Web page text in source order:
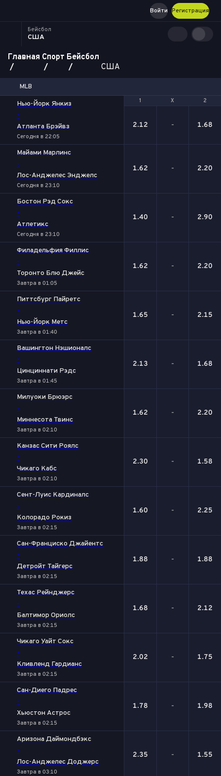
Регистрация
Войти
Бейсбол
США
Главная Спорт Бейсбол
США
MLB
1 Х 2
Нью-Йорк Янкиз
-
Атланта Брэйвз
Сегодня в 22:05
1 Х 2
2.12 - 1.68
Майами Марлинс
-
Лос-Анджелес Энджелс
Сегодня в 23:10
1.62 - 2.20
Бостон Рэд Сокс
-
Атлетикс
Сегодня в 23:10
1.40 - 2.90
Филадельфия Филлис
-
Торонто Блю Джейс
Завтра в 01:05
1.62 - 2.20
Питтсбург Пайретс
-
Нью-Йорк Метс
Завтра в 01:40
1.65 - 2.15
Вашингтон Нэшионалс
-
Цинциннати Рэдс
Завтра в 01:45
2.13 - 1.68
Милуоки Брюэрс
-
Миннесота Твинс
Завтра в 02:10
1.62 - 2.20
Канзас Сити Роялс
-
Чикаго Кабс
Завтра в 02:10
2.30 - 1.58
Сент-Луис Кардиналс
-
Колорадо Рокиз
Завтра в 02:15
1.60 - 2.25
Сан-Франциско Джайентс
-
Детройт Тайгерс
Завтра в 02:15
1.88 - 1.88
Техас Рейнджерс
-
Балтимор Ориолс
Завтра в 02:15
1.68 - 2.12
Чикаго Уайт Сокс
-
Кливленд Гардианс
Завтра в 02:15
2.02 - 1.75
Сан-Диего Падрес
-
Хьюстон Астрос
Завтра в 02:15
1.78 - 1.98
Аризона Даймондбэкс
-
Лос-Анджелес Доджерс
Завтра в 03:10
2.35 - 1.55